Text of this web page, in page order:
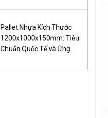
Pallet Nhựa Kích Thước
1200x1000x150mm: Tiêu
Chuẩn Quốc Tế và Ứng